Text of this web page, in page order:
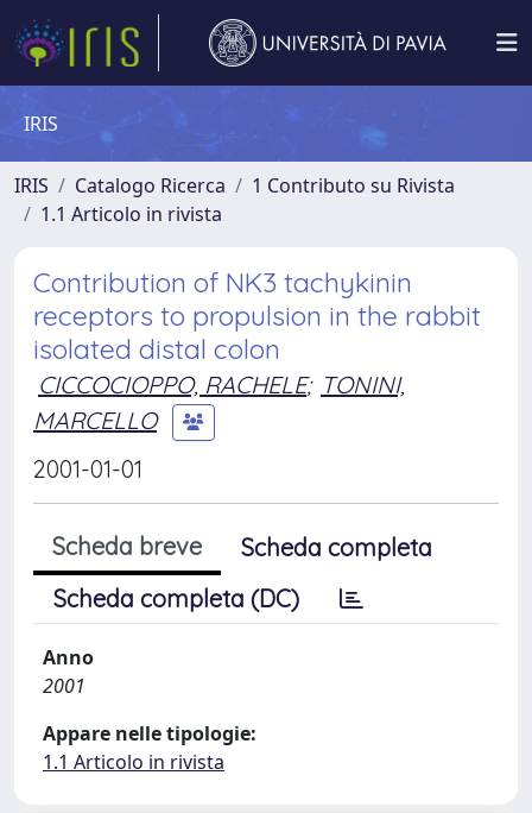
IRIS
IRIS Catalogo Ricerca
1 Contributo su Rivista
1.1 Articolo in rivista
Contribution of NK3 tachykinin
receptors to propulsion in the rabbit
isolated distal colon
CICCOCIOPPO, RACHELE; TONINI,
MARCELLO
2001-01-01
Scheda breve
Scheda completa
Scheda completa (DC)
Anno
2001
Appare nelle tipologie:
1.1 Articolo in rivista